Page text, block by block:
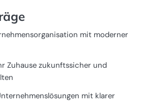
mit moderner
Zuhause zukunftssicher und
mit klarer